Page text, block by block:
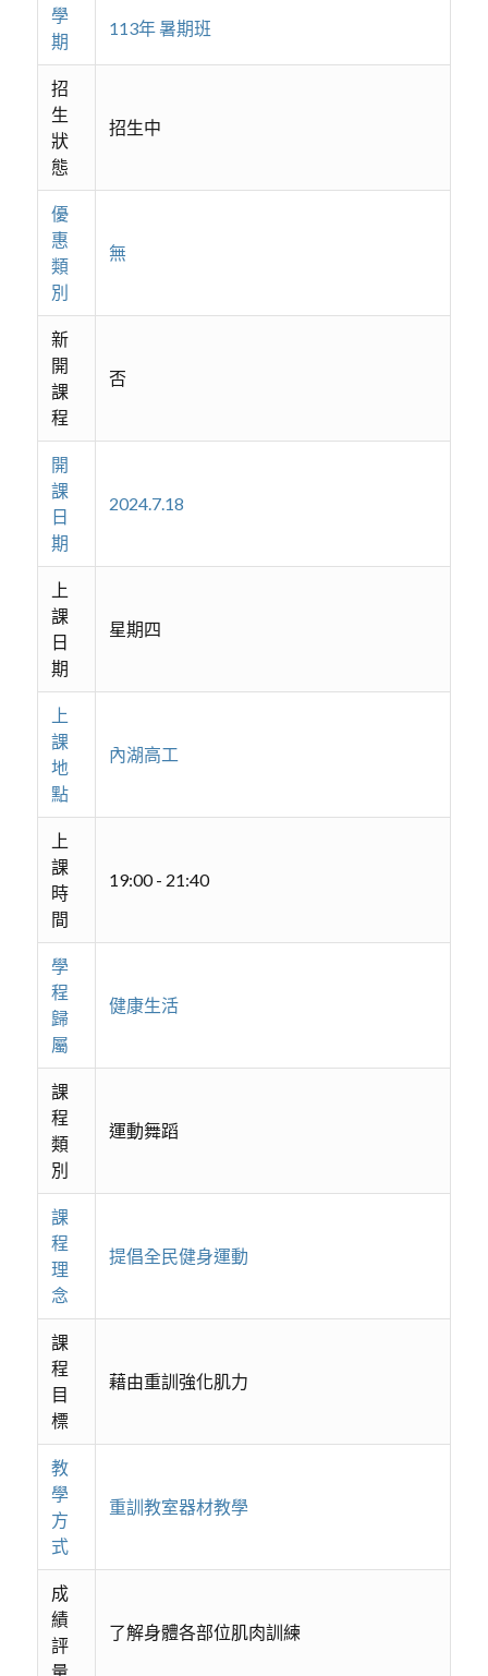
學
期
113年 暑期班
招
生
狀
態
招生中
優
惠
類
別
無
新
開
課
程
否
開
課
日
期
2024.7.18
上
課
日
期
星期四
上
課
地
點
內湖高工
上
課
時
間
19:00 - 21:40
學
程
歸
屬
健康生活
課
程
類
別
運動舞蹈
課
程
理
念
提倡全民健身運動
課
程
目
標
藉由重訓強化肌力
教
學
方
式
重訓教室器材教學
成
績
評
量
了解身體各部位肌肉訓練